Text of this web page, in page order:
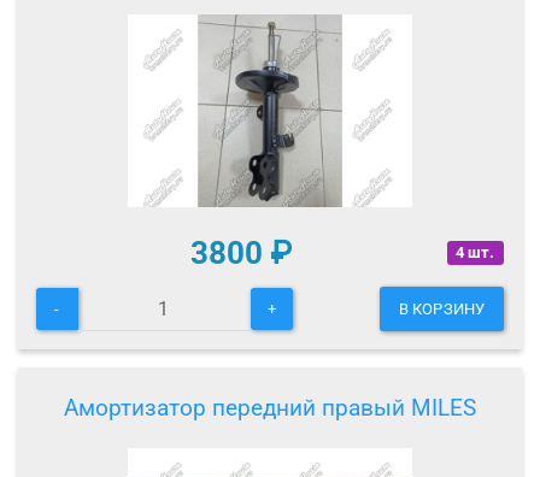
4 шт.
3800 ₽
- + В КОРЗИНУ
Амортизатор передний правый MILES